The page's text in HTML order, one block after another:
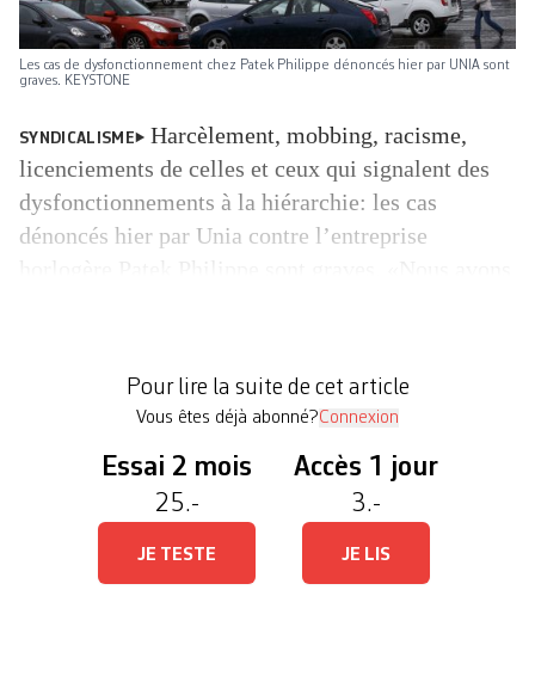
Les cas de dysfonctionnement chez Patek Philippe dénoncés hier par UNIA sont
graves. KEYSTONE
SYNDICALISME
Harcèlement, mobbing, racisme,
licenciements de celles et ceux qui signalent des
dysfonctionnements à la hiérarchie: les cas
dénoncés hier par Unia contre l’entreprise
général […]
Pour lire la suite de cet article
Vous êtes déjà abonné?Connexion
Essai 2 mois
25.-
JE TESTE
Accès 1 jour
3.-
JE LIS